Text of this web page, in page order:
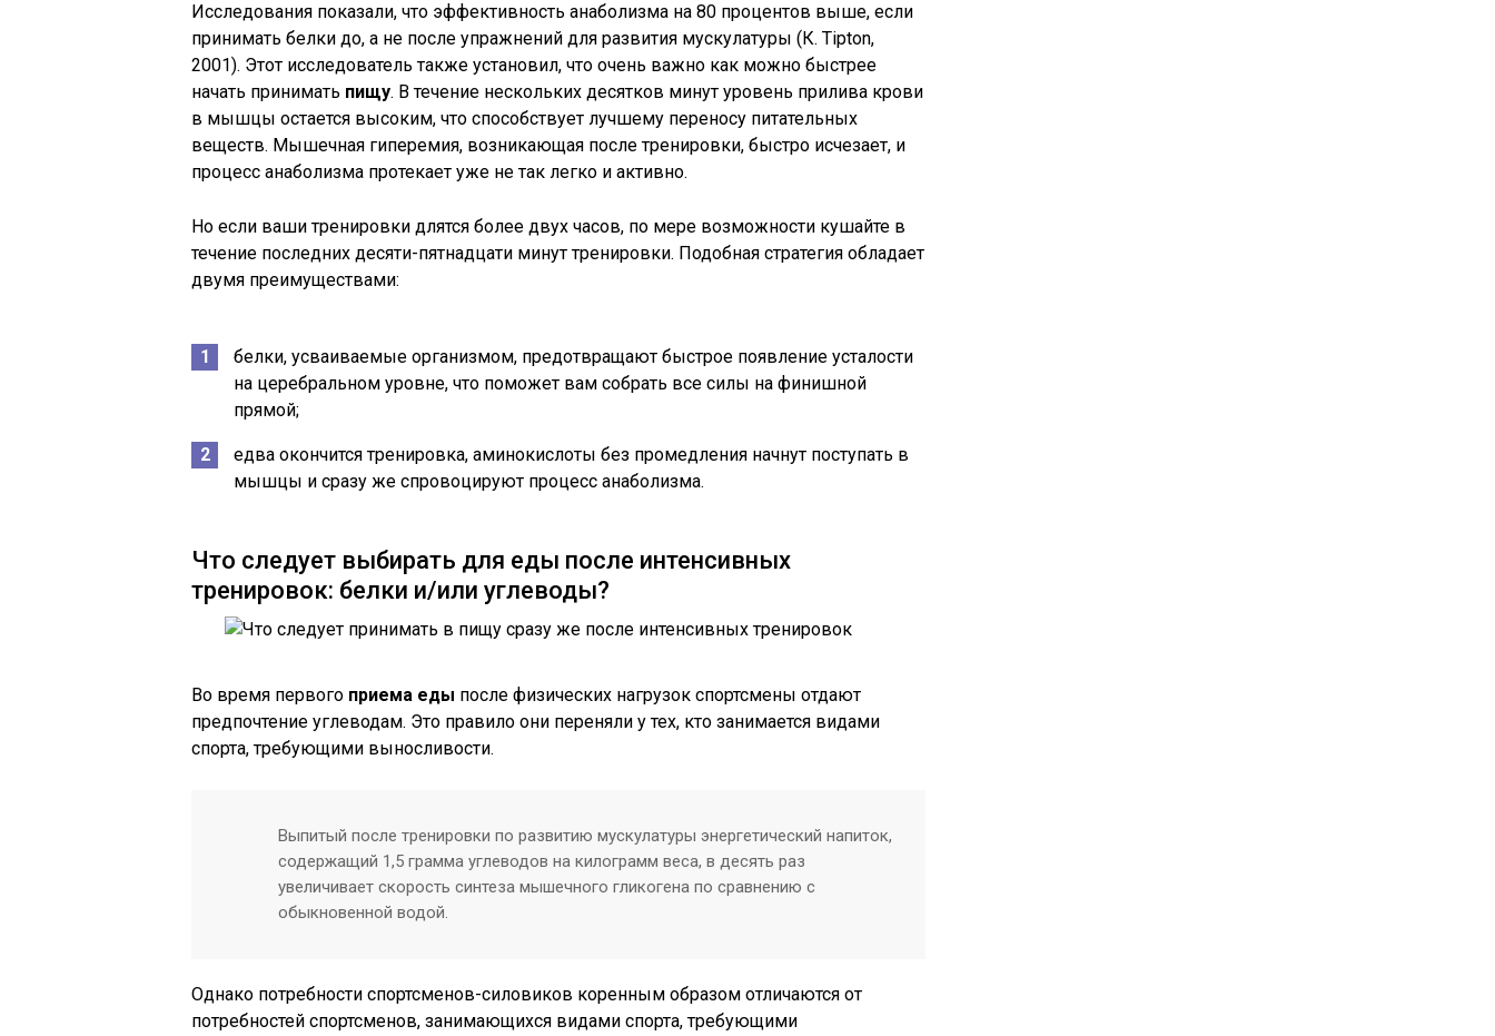
Исследования показали, что эффективность анаболизма на 80 процентов выше, если
принимать белки до, а не после упражнений для развития мускулатуры (К. Tipton,
2001). Этот исследователь также установил, что очень важно как можно быстрее
начать принимать пищу. В течение нескольких десятков минут уровень прилива крови
в мышцы остается высоким, что способствует лучшему переносу питательных
веществ. Мышечная гиперемия, возникающая после тренировки, быстро исчезает, и
процесс анаболизма протекает уже не так легко и активно.
Но если ваши тренировки длятся более двух часов, по мере возможности кушайте в
течение последних десяти-пятнадцати минут тренировки. Подобная стратегия обладает
двумя преимуществами:
белки, усваиваемые организмом, предотвращают быстрое появление усталости
на церебральном уровне, что поможет вам собрать все силы на финишной
прямой;
едва окончится тренировка, аминокислоты без промедления начнут поступать в
мышцы и сразу же спровоцируют процесс анаболизма.
Что следует выбирать для еды после интенсивных
тренировок: белки и/или углеводы?
Во время первого приема еды после физических нагрузок спортсмены отдают
предпочтение углеводам. Это правило они переняли у тех, кто занимается видами
спорта, требующими выносливости.
Выпитый после тренировки по развитию мускулатуры энергетический напиток,
содержащий 1,5 грамма углеводов на килограмм веса, в десять раз
увеличивает скорость синтеза мышечного гликогена по сравнению с
обыкновенной водой.
Однако потребности спортсменов-силовиков коренным образом отличаются от
потребностей спортсменов, занимающихся видами спорта, требующими